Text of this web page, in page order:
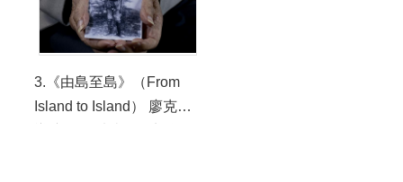
3.《由島至島》（From
Island to Island） 廖克發